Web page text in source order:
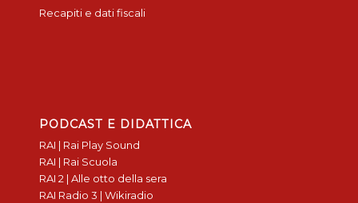
Recapiti e dati fiscali
PODCAST E DIDATTICA
RAI | Rai Play Sound
RAI | Rai Scuola
RAI 2 | Alle otto della sera
RAI Radio 3 | Wikiradio